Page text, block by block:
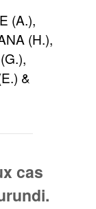
(A.),
(H.),
&
cas